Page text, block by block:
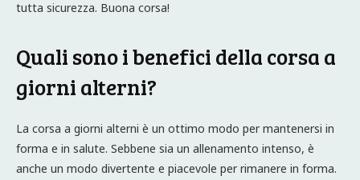
tutta sicurezza. Buona corsa!
Quali sono i benefici della corsa a
giorni alterni?
La corsa a giorni alterni è un ottimo modo per mantenersi in
forma e in salute. Sebbene sia un allenamento intenso, è
anche un modo divertente e piacevole per rimanere in forma.